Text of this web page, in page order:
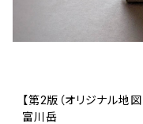
【第2版（オリジナル地
富川岳